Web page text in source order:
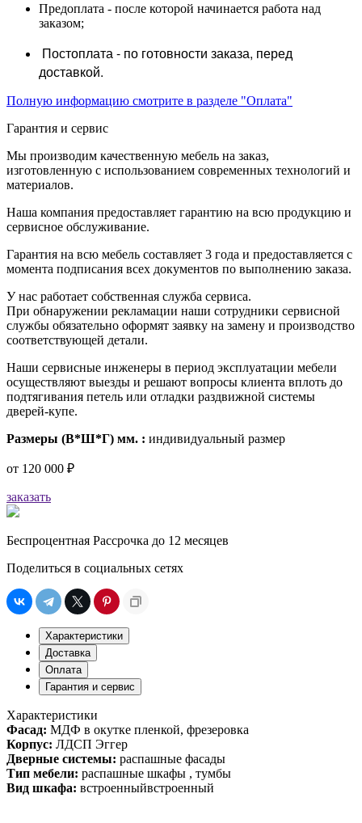
Предоплата - после которой начинается работа над
заказом;
Постоплата - по готовности заказа, перед
доставкой.
Полную информацию смотрите в разделе "Оплата"
Гарантия и сервис
Мы производим качественную мебель на заказ,
изготовленную с использованием современных технологий и
материалов.
Наша компания предоставляет гарантию на всю продукцию и
сервисное обслуживание.
Гарантия на всю мебель составляет 3 года и предоставляется с
момента подписания всех документов по выполнению заказа.
У нас работает собственная служба сервиса.
При обнаружении рекламации наши сотрудники сервисной
службы обязательно оформят заявку на замену и производство
соответствующей детали.
Наши сервисные инженеры в период эксплуатации мебели
осуществляют выезды и решают вопросы клиента вплоть до
подтягивания петель или отладки раздвижной системы
дверей-купе.
Размеры (В*Ш*Г) мм. : индивидуальный размер
от 120 000 ₽
заказать
Беспроцентная Рассрочка до 12 месяцев
Поделиться в социальных сетях
Характеристики
Доставка
Оплата
Гарантия и сервис
Характеристики
Фасад: МДФ в окутке пленкой, фрезеровка
Корпус: ЛДСП Эггер
Дверные системы: распашные фасады
Тип мебели: распашные шкафы , тумбы
Вид шкафа: встроенныйвстроенный